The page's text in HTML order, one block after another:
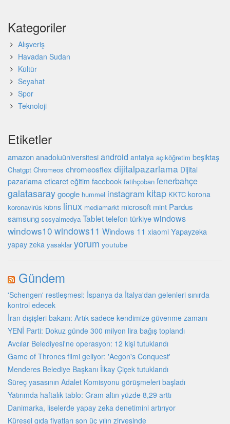
Kategoriler
Alışveriş
Havadan Sudan
Kültür
Seyahat
Spor
Teknoloji
Etiketler
amazon anadoluüniversitesi android antalya açıköğretim beşiktaş
Chatgpt Chromeos chromeosflex dijitalpazarlama Dijital
pazarlama eticaret eğitim facebook fatihçoban fenerbahçe
galatasaraygoogle hummel instagram kitap KKTC korona
koronavirüs kıbrıs linux mediamarkt microsoft mint Pardus
samsung sosyalmedya Tablet telefon türkiyewindows
windows10 windows11 Windows 11 xiaomi Yapayzeka
yapay zeka yasaklar yorum youtube
Gündem
'Schengen' restleşmesi: İspanya da İtalya'dan gelenleri sınırda
kontrol edecek
İran dışişleri bakanı: Artık sadece kendimize güvenme zamanı
YENİ Parti: Dokuz günde 300 milyon lira bağış toplandı
Avcılar Belediyesi'ne operasyon: 12 kişi tutuklandı
Game of Thrones filmi geliyor: 'Aegon's Conquest'
Menderes Belediye Başkanı İlkay Çiçek tutuklandı
Süreç yasasının Adalet Komisyonu görüşmeleri başladı
Yatırımda haftalık tablo: Gram altın yüzde 8,29 arttı
Danimarka, liselerde yapay zeka denetimini artırıyor
Küresel gıda fiyatları son üç yılın zirvesinde